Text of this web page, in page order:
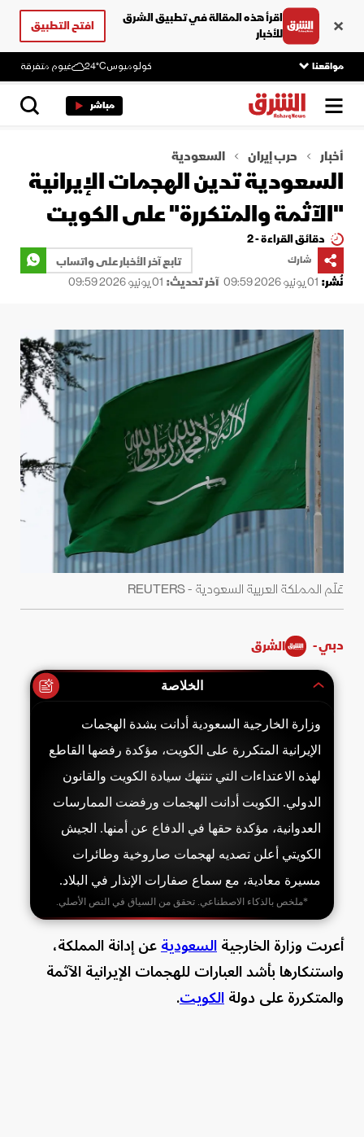
اقرأ هذه المقالة في تطبيق الشرق
للأخبار
افتح التطبيق
مواقعنا كولومبوس24°C غيوم متفرقة
مباشر
أخبار حرب إيران السعودية
السعودية تدين الهجمات الإيرانية
"الآثمة والمتكررة" على الكويت
دقائق القراءة - 2
شارك
تابع آخر الأخبار على واتساب
نُشر: 01 يونيو 2026 09:59 آخر تحديث: 01 يونيو 2026 09:59
عَلَم المملكة العربية السعودية - REUTERS
دبي - الشرق
الخلاصة
وزارة الخارجية السعودية أدانت بشدة الهجمات
الإيرانية المتكررة على الكويت، مؤكدة رفضها القاطع
لهذه الاعتداءات التي تنتهك سيادة الكويت والقانون
الدولي. الكويت أدانت الهجمات ورفضت الممارسات
العدوانية، مؤكدة حقها في الدفاع عن أمنها. الجيش
الكويتي أعلن تصديه لهجمات صاروخية وطائرات
مسيرة معادية، مع سماع صفارات الإنذار في البلاد.
*ملخص بالذكاء الاصطناعي. تحقق من السياق في النص الأصلي.
أعربت وزارة الخارجيةالسعوديةعن إدانة المملكة،
واستنكارها بأشد العبارات للهجمات الإيرانية الآثمة
والمتكررة على دولةالكويت.